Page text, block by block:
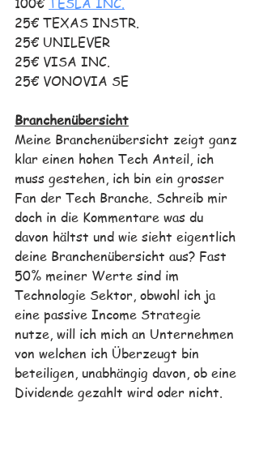
25€ TEXAS INSTR.
25€ UNILEVER
25€ VISA INC.
25€ VONOVIA SE
Branchenübersicht
Meine Branchenübersicht zeigt ganz
klar einen hohen Tech Anteil, ich
muss gestehen, ich bin ein grosser
Fan der Tech Branche. Schreib mir
doch in die Kommentare was du
davon hältst und wie sieht eigentlich
deine Branchenübersicht aus? Fast
50% meiner Werte sind im
Technologie Sektor, obwohl ich ja
eine passive Income Strategie
nutze, will ich mich an Unternehmen
von welchen ich Überzeugt bin
beteiligen, unabhängig davon, ob eine
Dividende gezahlt wird oder nicht.